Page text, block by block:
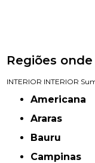
Regiões
INTERIOR INTERIOR
Americana
Araras
Bauru
Campinas